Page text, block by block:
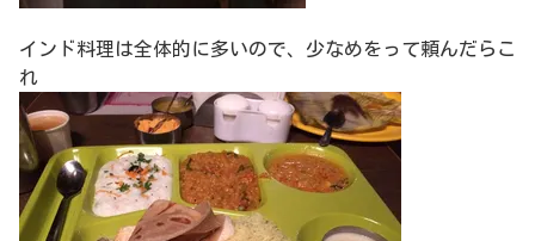
インド料理は全体的に多いので、少なめをって頼んだらこ
れ